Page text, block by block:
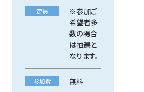
定員
※参加ご
希望者多
数の場合
は抽選と
なります。
参加費 無料